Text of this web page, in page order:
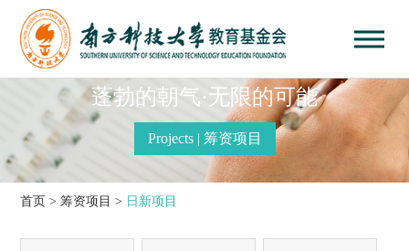
蓬勃的朝气·无限的可能
Projects | 筹资项目
首页 >筹资项目 > 日新项目